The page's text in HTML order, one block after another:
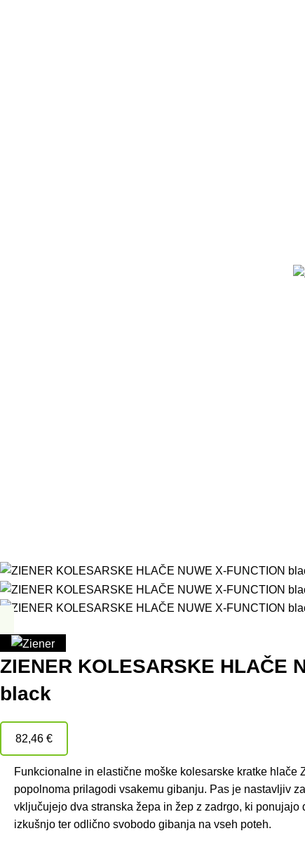
ZIENER KOLESARSKE HLAČE
black
82,46 €
Funkcionalne in elastične moške kolesarske kratke
popolnoma prilagodi vsakemu gibanju. Pas je nastavljiv
vključujejo dva stranska žepa in žep z zadrgo, ki
izkušnjo ter odlično svobodo gibanja na vseh poteh.